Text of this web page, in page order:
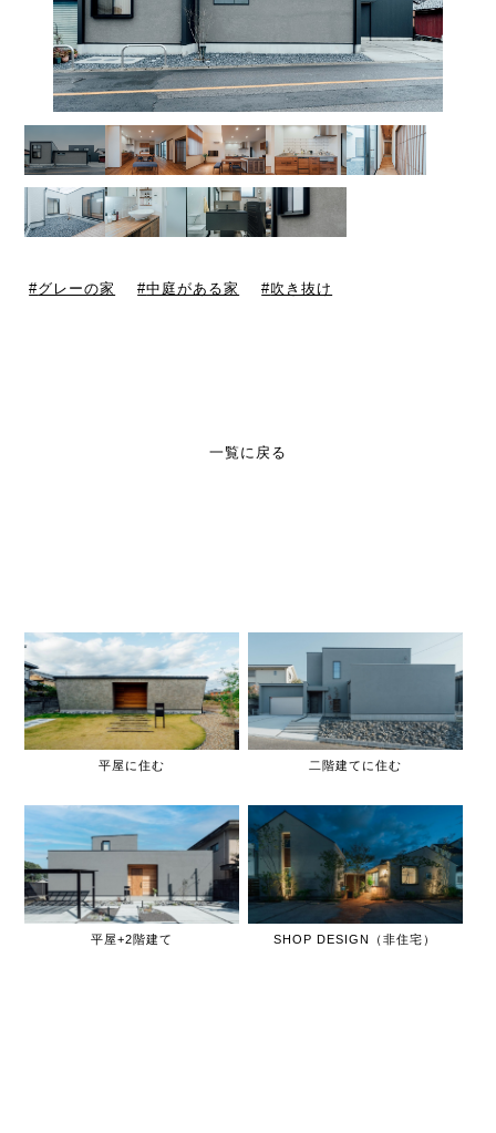
グレーの家 中庭がある家 吹き抜け
一覧に戻る
平屋に住む 二階建てに住む
平屋+2階建て SHOP DESIGN（非住宅）